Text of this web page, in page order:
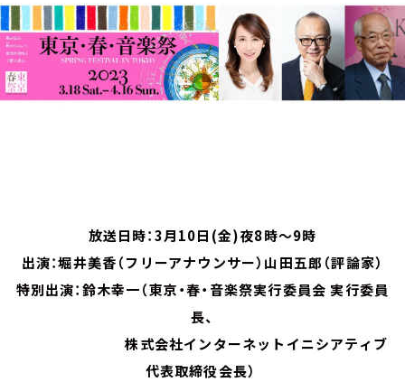
YouTube
会社情報
放送日時：3月10日(金)夜8時～9時
出演：堀井美香（フリーアナウンサー）山田五郎（評論家）
特別出演：鈴木幸一（東京・春・音楽祭実行委員会 実行委員
長、
株式会社インターネットイニシアティブ
代表取締役会長）